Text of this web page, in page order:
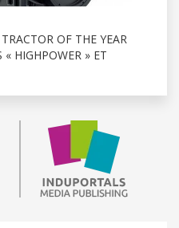
OF THE YEAR
« HIGHPOWER » ET